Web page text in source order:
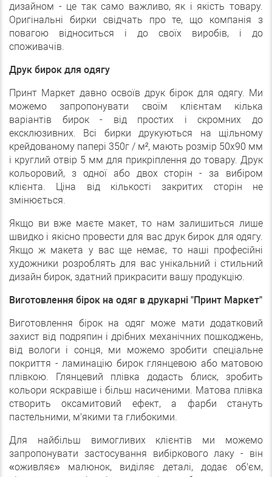
дизайном - це так само важливо, як і якість товару.
Оригінальні бирки свідчать про те, що компанія з
повагою відноситься і до своїх виробів, і до
споживачів.
Друк бирок для одягу
Принт Маркет давно освоїв друк бірок для одягу. Ми
можемо запропонувати своїм клієнтам кілька
варіантів бирок - від простих і скромних до
ексклюзивних. Всі бирки друкуються на щільному
крейдованому папері 350г / м², мають розмір 50х90 мм
і круглий отвір 5 мм для прикріплення до товару. Друк
кольоровий, з одної або двох сторін - за вибіром
клієнта. Ціна від кількості закритих сторін не
змінюється.
Якщо ви вже маєте макет, то нам залишиться лише
швидко і якісно провести для вас друк бирок для одягу.
Якщо ж макета у вас ще немає, то наші професійні
художники розроблять для вас унікальний і стильний
дизайн бирок, здатний прикрасити вашу продукцію.
Виготовлення бірок на одяг в друкарні "Принт Маркет"
Виготовлення бірок на одяг може мати додатковий
захист від подряпин і дрібних механічних пошкоджень,
від вологи і сонця, ми можемо зробити спеціальне
покриття - ламинацію бирок глянцевою або матовою
плівкою. Глянцевий плівка додасть блиск, зробить
кольори яскравіше і більш насиченими. Матова плівка
створить оксамитовий ефект, а фарби стануть
пастельними, м'якими та глибокими.
Для найбільш вимогливих клієнтів ми можемо
запропонувати застосування вибіркового лаку - він
«оживляє» малюнок, виділяє деталі, додає об'єм,